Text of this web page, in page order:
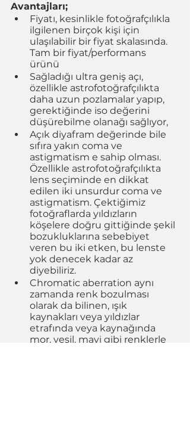
Avantajları;
Fiyatı, kesinlikle fotoğrafçılıkla
ilgilenen birçok kişi için
ulaşılabilir bir fiyat skalasında.
Tam bir fiyat/performans
ürünü
Sağladığı ultra geniş açı,
özellikle astrofotoğrafçılıkta
daha uzun pozlamalar yapıp,
gerektiğinde iso değerini
düşürebilme olanağı sağlıyor,
Açık diyafram değerinde bile
sıfıra yakın coma ve
astigmatism e sahip olması.
Özellikle astrofotoğrafçılıkta
lens seçiminde en dikkat
edilen iki unsurdur coma ve
astigmatism. Çektiğimiz
fotoğraflarda yıldızların
köşelere doğru gittiğinde şekil
bozukluklarına sebebiyet
veren bu iki etken, bu lenste
yok denecek kadar az
diyebiliriz.
Chromatic aberration aynı
zamanda renk bozulması
olarak da bilinen, ışık
kaynakları veya yıldızlar
etrafında veya kaynağında
mor, yeşil, mavi gibi renklerle